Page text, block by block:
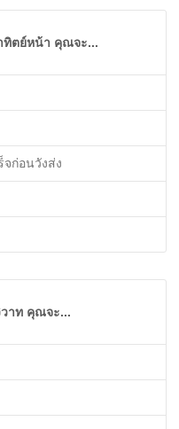
ทิตย์หน้า คุณจะ...
จก่อนวังส่ง
วาท คุณจะ...